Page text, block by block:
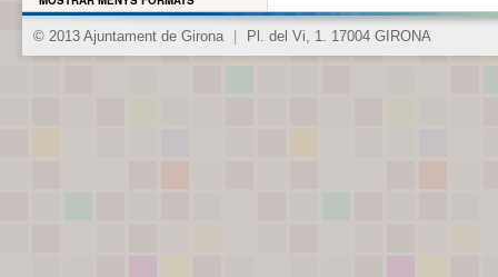
© 2013 Ajuntament de Girona Pl. del Vi, 1. 17004 GIRONA